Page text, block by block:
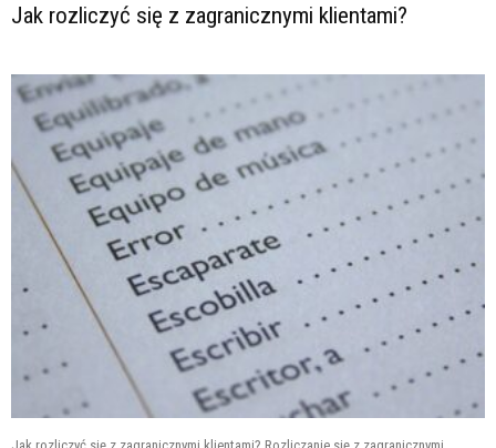
Jak rozliczyć się z zagranicznymi klientami?